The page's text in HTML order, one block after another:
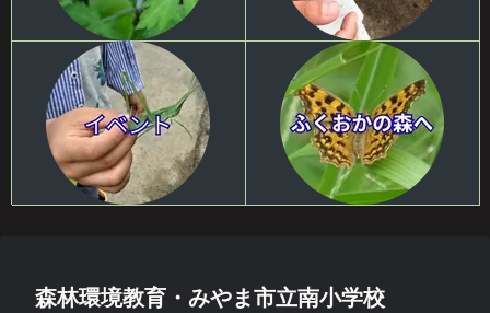
森林環境教育・みやま市立南小学校